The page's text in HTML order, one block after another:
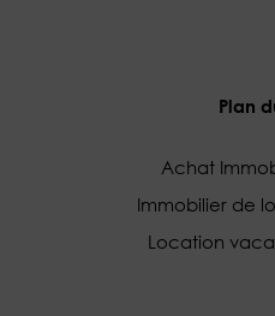
Plan
Achat
Immobilier de
Location